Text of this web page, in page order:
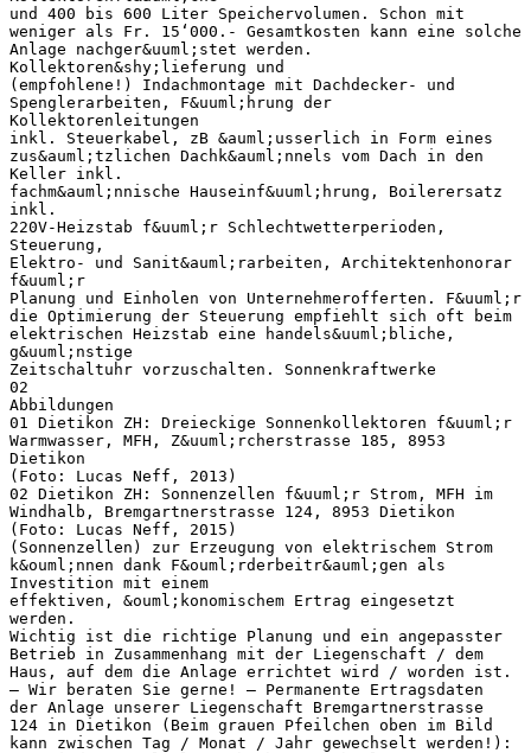
und 400 bis 600 Liter Speichervolumen. Schon mit
weniger als Fr. 15‘000.- Gesamtkosten kann eine solche
Anlage nachger&uuml;stet werden.
Kollektoren&shy;lieferung und
(empfohlene!) Indachmontage mit Dachdecker- und
Spenglerarbeiten, F&uuml;hrung der
Kollektorenleitungen
inkl. Steuerkabel, zB &auml;usserlich in Form eines
zus&auml;tzlichen Dachk&auml;nnels vom Dach in den
Keller inkl.
fachm&auml;nnische Hauseinf&uuml;hrung, Boilerersatz
inkl.
220V-Heizstab f&uuml;r Schlechtwetterperioden,
Steuerung,
Elektro- und Sanit&auml;rarbeiten, Architektenhonorar
f&uuml;r
Planung und Einholen von Unternehmerofferten. F&uuml;r
die Optimierung der Steuerung empfiehlt sich oft beim
elektrischen Heizstab eine handels&uuml;bliche,
g&uuml;nstige
Zeitschaltuhr vorzuschalten. Sonnenkraftwerke
02
Abbildungen
01 Dietikon ZH: Dreieckige Sonnenkollektoren f&uuml;r
Warmwasser, MFH, Z&uuml;rcherstrasse 185, 8953
Dietikon
(Foto: Lucas Neff, 2013)
02 Dietikon ZH: Sonnenzellen f&uuml;r Strom, MFH im
Windhalb, Bremgartnerstrasse 124, 8953 Dietikon
(Foto: Lucas Neff, 2015)
(Sonnenzellen) zur Erzeugung von elektrischem Strom
k&ouml;nnen dank F&ouml;rderbeitr&auml;gen als
Investition mit einem
effektiven, &ouml;konomischem Ertrag eingesetzt
werden.
Wichtig ist die richtige Planung und ein angepasster
Betrieb in Zusammenhang mit der Liegenschaft / dem
Haus, auf dem die Anlage errichtet wird / worden ist.
– Wir beraten Sie gerne! – Permanente Ertragsdaten
der Anlage unserer Liegenschaft Bremgartnerstrasse
124 in Dietikon (Beim grauen Pfeilchen oben im Bild
kann zwischen Tag / Monat / Jahr gewechselt werden!):